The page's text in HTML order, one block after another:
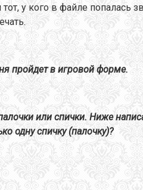
у кого в файле попалась
пройдет в игровой форме.
или спички. Ниже
одну спичку (палочку)?